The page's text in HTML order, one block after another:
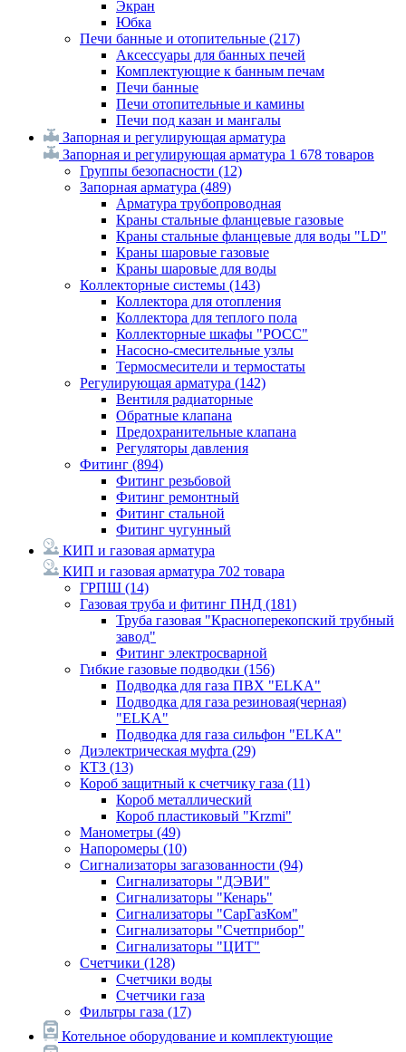
Экран
Юбка
Печи банные и отопительные (217)
Аксессуары для банных печей
Комплектующие к банным печам
Печи банные
Печи отопительные и камины
Печи под казан и мангалы
Запорная и регулирующая арматура
Запорная и регулирующая арматура 1 678 товаров
Группы безопасности (12)
Запорная арматура (489)
Арматура трубопроводная
Краны стальные фланцевые газовые
Краны стальные фланцевые для воды "LD"
Краны шаровые газовые
Краны шаровые для воды
Коллекторные системы (143)
Коллектора для отопления
Коллектора для теплого пола
Коллекторные шкафы "РОСС"
Насосно-смесительные узлы
Термосмесители и термостаты
Регулирующая арматура (142)
Вентиля радиаторные
Обратные клапана
Предохранительные клапана
Регуляторы давления
Фитинг (894)
Фитинг резьбовой
Фитинг ремонтный
Фитинг стальной
Фитинг чугунный
КИП и газовая арматура
КИП и газовая арматура 702 товара
ГРПШ (14)
Газовая труба и фитинг ПНД (181)
Труба газовая "Красноперекопский трубный
завод"
Фитинг электросварной
Гибкие газовые подводки (156)
Подводка для газа ПВХ "ELKA"
Подводка для газа резиновая(черная)
"ELKA"
Подводка для газа сильфон "ELKA"
Диэлектрическая муфта (29)
КТЗ (13)
Короб защитный к счетчику газа (11)
Короб металлический
Короб пластиковый "Krzmi"
Манометры (49)
Напоромеры (10)
Сигнализаторы загазованности (94)
Сигнализаторы "ДЭВИ"
Сигнализаторы "Кенарь"
Сигнализаторы "СарГазКом"
Сигнализаторы "Счетприбор"
Сигнализаторы "ЦИТ"
Счетчики (128)
Счетчики воды
Счетчики газа
Фильтры газа (17)
Котельное оборудование и комплектующие